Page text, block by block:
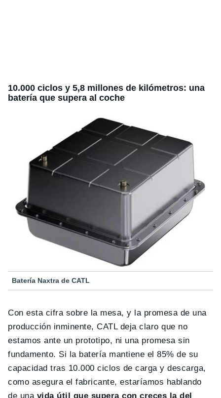
10.000 ciclos y 5,8 millones de kilómetros: una
batería que supera al coche
Batería Naxtra de CATL
Con esta cifra sobre la mesa, y la promesa de una
producción inminente, CATL deja claro que no
estamos ante un prototipo, ni una promesa sin
fundamento. Si la batería mantiene el 85% de su
capacidad tras 10.000 ciclos de carga y descarga,
como asegura el fabricante, estaríamos hablando
de una vida útil que supera con creces la del